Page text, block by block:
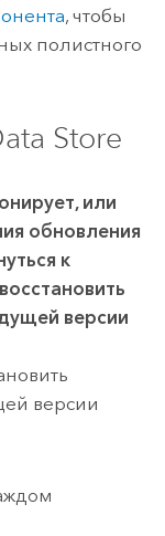
, чтобы
полистного
Store
или
обновления
к
версии
версии